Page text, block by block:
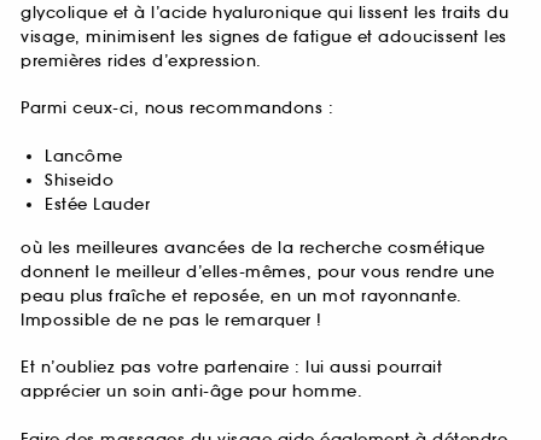
glycolique et à l’acide hyaluronique qui lissent les traits du
visage, minimisent les signes de fatigue et adoucissent les
premières rides d’expression.
Parmi ceux-ci, nous recommandons :
Lancôme
Shiseido
Estée Lauder
où les meilleures avancées de la recherche cosmétique
donnent le meilleur d’elles-mêmes, pour vous rendre une
peau plus fraîche et reposée, en un mot rayonnante.
Impossible de ne pas le remarquer !
Et n’oubliez pas votre partenaire : lui aussi pourrait
apprécier un soin anti-âge pour homme.